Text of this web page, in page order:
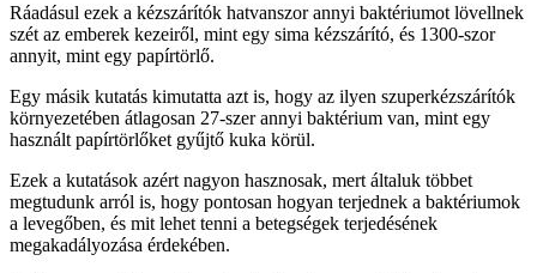
Ráadásul ezek a kézszárítók hatvanszor annyi baktériumot lövellnek
szét az emberek kezeiről, mint egy sima kézszárító, és 1300-szor
annyit, mint egy papírtörlő.
Egy másik kutatás kimutatta azt is, hogy az ilyen szuperkézszárítók
környezetében átlagosan 27-szer annyi baktérium van, mint egy
használt papírtörlőket gyűjtő kuka körül.
Ezek a kutatások azért nagyon hasznosak, mert általuk többet
megtudunk arról is, hogy pontosan hogyan terjednek a baktériumok
a levegőben, és mit lehet tenni a betegségek terjedésének
megakadályozása érdekében.